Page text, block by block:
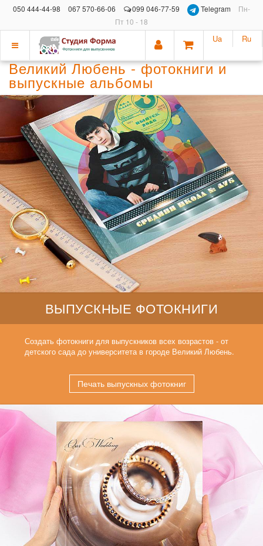
050 444-44-98 067 570-66-06 099 046-77-59 Telegram
Пн-
Пт 10 - 18
Показать
меню
Ua Ru
Великий Любень - фотокниги и
выпускные альбомы
ВЫПУСКНЫЕ ФОТОКНИГИ
Создать фотокниги для выпускников всех возрастов - от
детского сада до университета в городе Великий Любень.
Печать выпускных фотокниг